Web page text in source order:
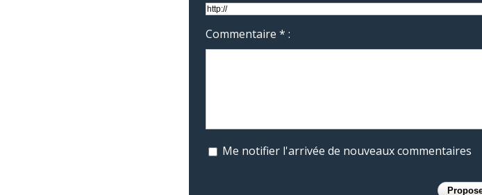
Commentaire * :
Me notifier l'arrivée de nouveaux commentaires